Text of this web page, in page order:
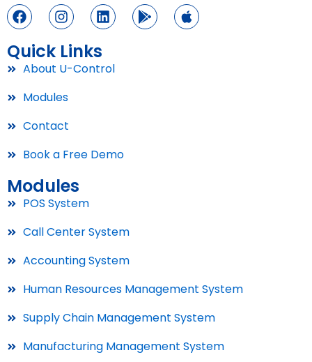
Quick Links
About U-Control
Modules
Contact
Book a Free Demo
Modules
POS System
Call Center System
Accounting System
Human Resources Management System
Supply Chain Management System
Manufacturing Management System